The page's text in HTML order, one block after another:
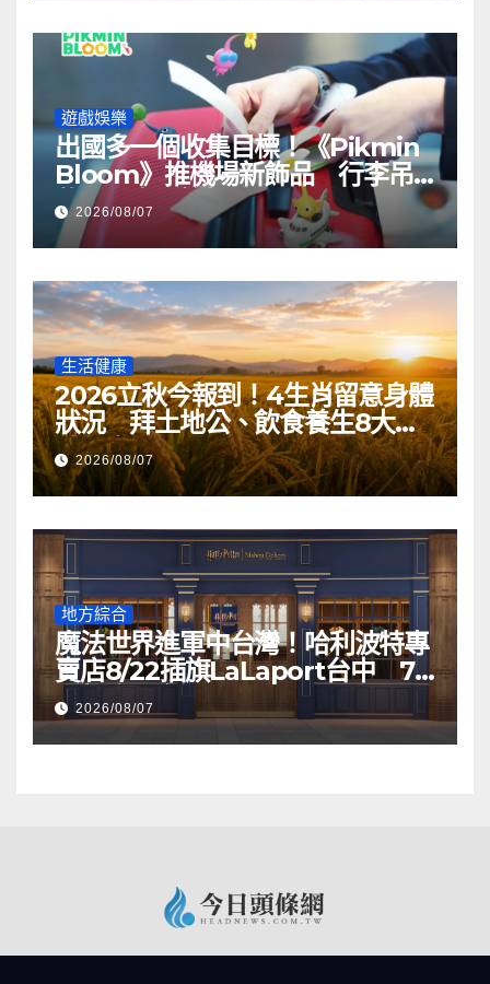
遊戲娛樂
出國多一個收集目標！《Pikmin
Bloom》推機場新飾品 行李吊
牌印上專屬機場代碼
2026/08/07
生活健康
2026立秋今報到！4生肖留意身體
狀況 拜土地公、飲食養生8大重
點一次看
2026/08/07
地方綜合
魔法世界進軍中台灣！哈利波特專
賣店8/22插旗LaLaport台中 75
坪新店一次逛
2026/08/07